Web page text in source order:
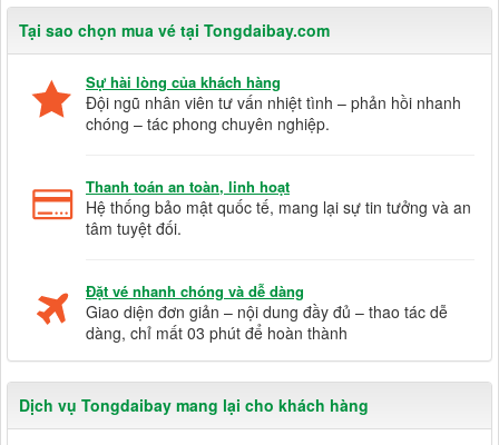
Tại sao chọn mua vé tại Tongdaibay.com
Sự hài lòng của khách hàng
Đội ngũ nhân viên tư vấn nhiệt tình – phản hồi nhanh
chóng – tác phong chuyên nghiệp.
Thanh toán an toàn, linh hoạt
Hệ thống bảo mật quốc tế, mang lại sự tin tưởng và an
tâm tuyệt đối.
Đặt vé nhanh chóng và dễ dàng
Giao diện đơn giản – nội dung đầy đủ – thao tác dễ
dàng, chỉ mất 03 phút để hoàn thành
Dịch vụ Tongdaibay mang lại cho khách hàng